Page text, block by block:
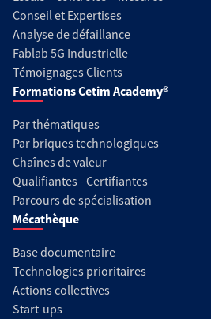
Conseil et Expertises
Analyse de défaillance
Fablab 5G Industrielle
Témoignages Clients
Formations Cetim Academy®
Par thématiques
Par briques technologiques
Chaînes de valeur
Qualifiantes - Certifiantes
Parcours de spécialisation
Mécathèque
Base documentaire
Technologies prioritaires
Actions collectives
Start-ups